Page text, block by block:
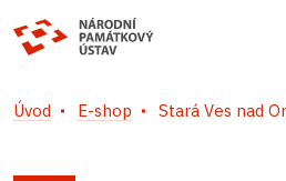
Úvod E-shop Stará Ves nad